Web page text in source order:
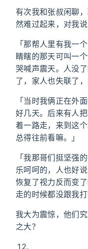
有次我和张叔闲聊
然难过起来，对我说
「那帮人里有我一
睛瞎的那天可叫一
哭喊声震天。人没
了，家人也失联了，
「当时我俩正在外
好几天。后来有人
着一路走，来到这
总得往前看嘛。」
「我那哥们挺坚强
乐呵呵的，人也好
恢复了视力反而变
走的时候都没跟我打
我大为震惊，他们
之大？